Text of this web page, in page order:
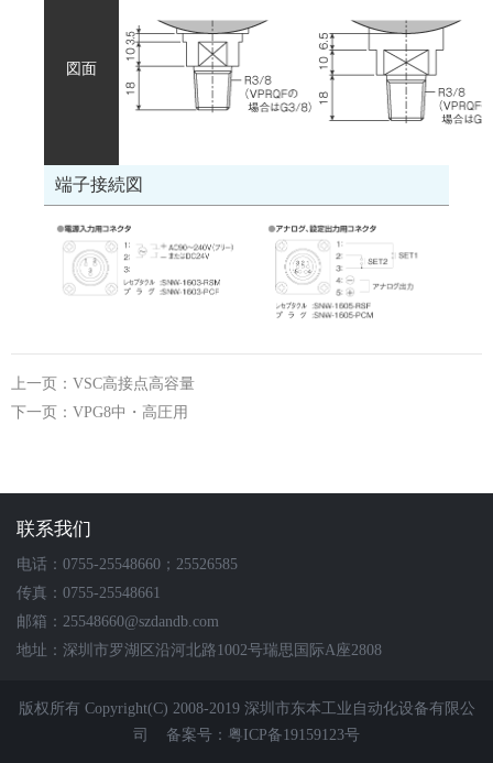
図面
端子接続図
上一页：VSC高接点高容量
下一页：VPG8中・高圧用
联系我们
电话：0755-25548660；25526585
传真：0755-25548661
邮箱：25548660@szdandb.com
地址：深圳市罗湖区沿河北路1002号瑞思国际A座2808
版权所有 Copyright(C) 2008-2019 深圳市东本工业自动化设备有限公
司 备案号：粤ICP备19159123号